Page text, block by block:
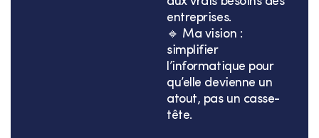
entreprises.
🔹 Ma vision :
simplifier
l’informatique pour
qu’elle devienne un
atout, pas un casse-
tête.